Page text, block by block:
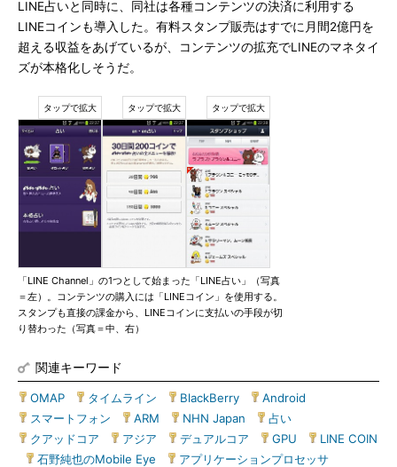
LINE占いと同時に、同社は各種コンテンツの決済に利用する
LINEコインも導入した。有料スタンプ販売はすでに月間2億円を
超える収益をあげているが、コンテンツの拡充でLINEのマネタイ
ズが本格化しそうだ。
「LINE Channel」の1つとして始まった「LINE占い」（写真
＝左）。コンテンツの購入には「LINEコイン」を使用する。
スタンプも直接の課金から、LINEコインに支払いの手段が切
り替わった（写真＝中、右）
関連キーワード
OMAP タイムライン BlackBerry Android
スマートフォン
ARM NHN Japan 占い
クアッドコア
アジア デュアルコア GPU
LINE COIN
石野純也のMobile Eye アプリケーションプロセッサ